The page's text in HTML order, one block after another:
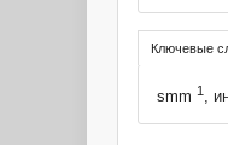
Ключевые
smm 1,